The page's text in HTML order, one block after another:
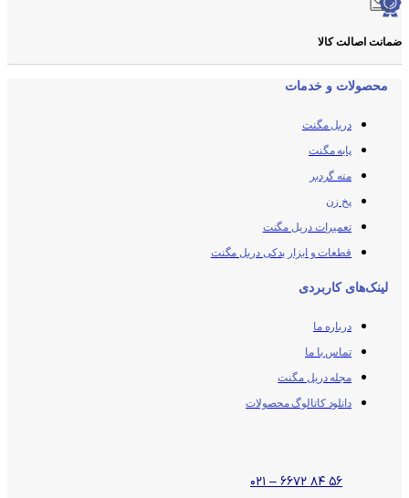
ضمانت اصالت کالا
محصولات و خدمات
دریل مگنت
پایه مگنت
مته گردبر
پخ زن
تعمیرات دریل مگنت
قطعات و ابزار یدکی دریل مگنت
لینک‌های کاربردی
درباره ما
تماس با ما
مجله دریل مگنت
دانلود کاتالوگ محصولات
۵۶ ۸۴ ۶۶۷۲ – ۰۲۱